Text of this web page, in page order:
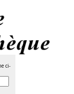
ci-